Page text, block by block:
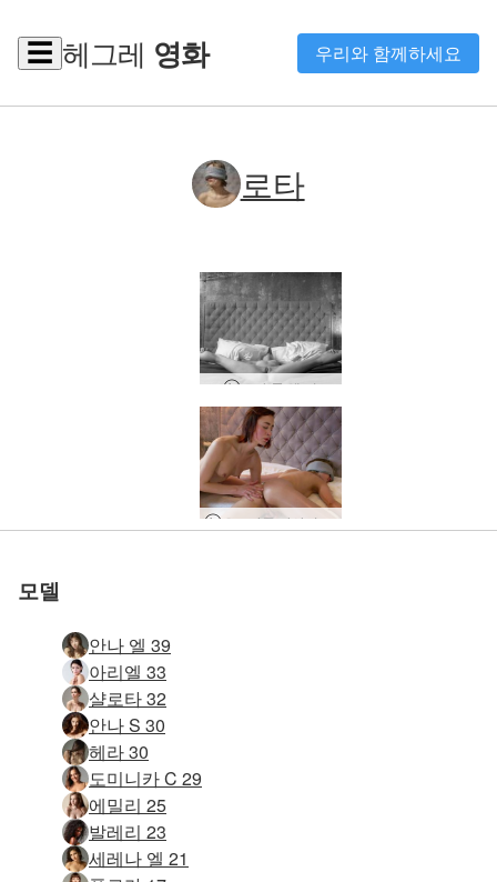
☰ 헤그레 영화 우리와 함께하세요
로타
로타 룩 앳 미
오르가즘 마사지 잠금 해제
모델
안나 엘 39
아리엘 33
샬로타 32
안나 S 30
헤라 30
도미니카 C 29
에밀리 25
발레리 23
세레나 엘 21